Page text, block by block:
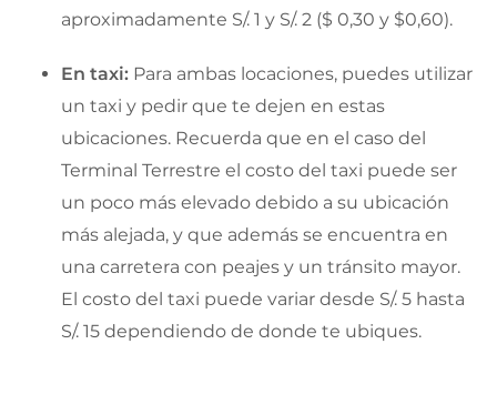
aproximadamente S/. 1 y S/. 2 ($ 0,30 y $0,60).
En taxi: Para ambas locaciones, puedes utilizar
un taxi y pedir que te dejen en estas
ubicaciones. Recuerda que en el caso del
Terminal Terrestre el costo del taxi puede ser
un poco más elevado debido a su ubicación
más alejada, y que además se encuentra en
una carretera con peajes y un tránsito mayor.
El costo del taxi puede variar desde S/. 5 hasta
S/. 15 dependiendo de donde te ubiques.